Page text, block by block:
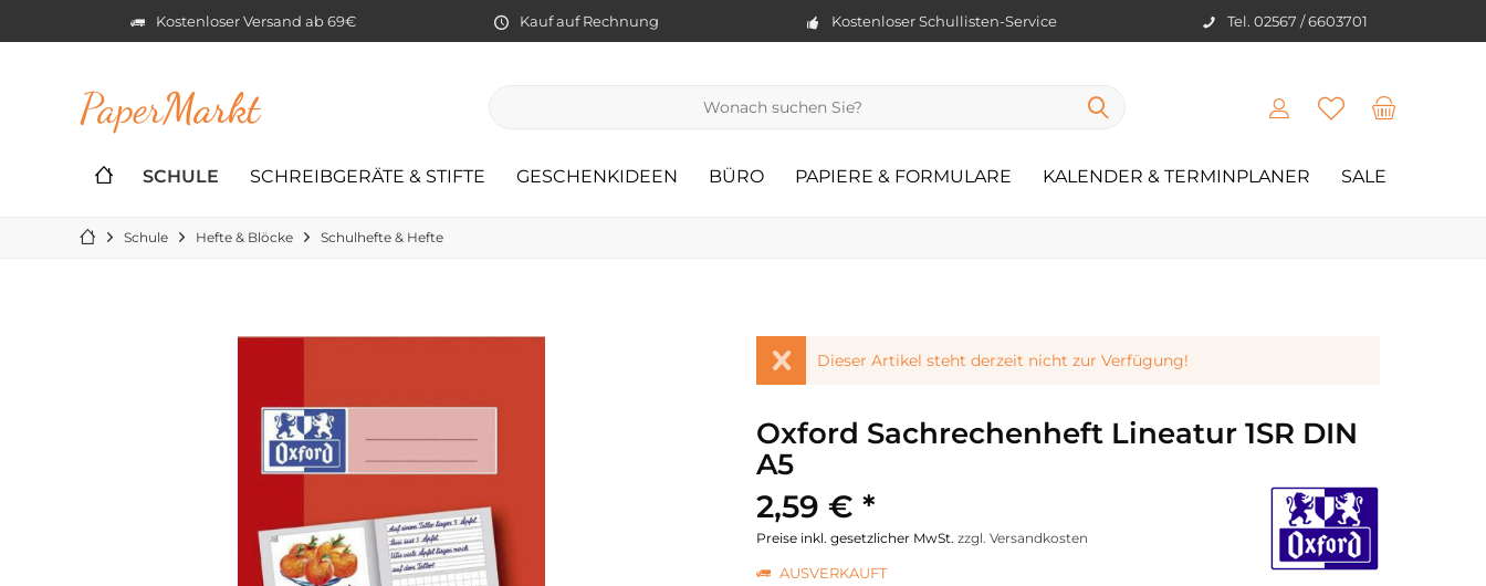
Kostenloser Versand ab 69€ Kauf auf Rechnung Kostenloser Schullisten-Service Tel. 02567 / 6603701
PaperMarkt
SCHULE SCHREIBGERÄTE & STIFTE GESCHENKIDEEN BÜRO PAPIERE & FORMULARE KALENDER & TERMINPLANER SALE
Schule Hefte & Blöcke Schulhefte & Hefte
Dieser Artikel steht derzeit nicht zur Verfügung!
Oxford Sachrechenheft Lineatur 1SR DIN
A5
2,59 € *
Preise inkl. gesetzlicher MwSt. zzgl. Versandkosten
AUSVERKAUFT